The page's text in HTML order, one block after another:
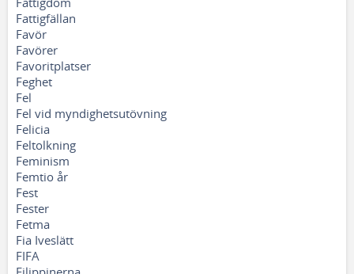
Fattigfällan
Favör
Favörer
Favoritplatser
Feghet
Fel
Fel vid myndighetsutövning
Felicia
Feltolkning
Feminism
Femtio år
Fest
Fester
Fetma
Fia Iveslätt
FIFA